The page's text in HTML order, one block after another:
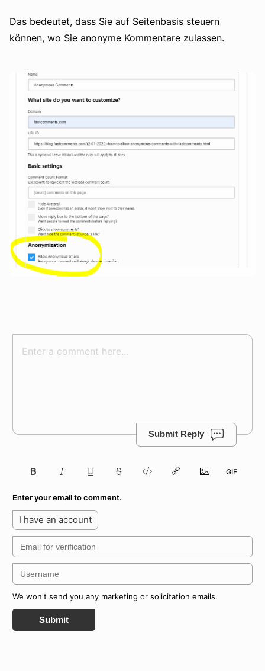
Das bedeutet, dass Sie auf Seitenbasis steuern
können, wo Sie anonyme Kommentare zulassen.
Submit Reply
Enter your email to comment.
I have an account
We won't send you any marketing or solicitation emails.
Submit